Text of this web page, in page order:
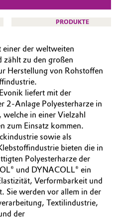
Infrastructure
PRODUKTE
der weltweiten
zählt zu den großen
Herstellung von Rohstoffen
liefert mit der
2-Anlage Polyesterharze in
in einer Vielzahl
zum Einsatz kommen.
sowie als
bieten die in
Polyesterharze der
und DYNACOLL® ein
Verformbarkeit und
Sie werden vor allem in der
Textilindustrie,
der